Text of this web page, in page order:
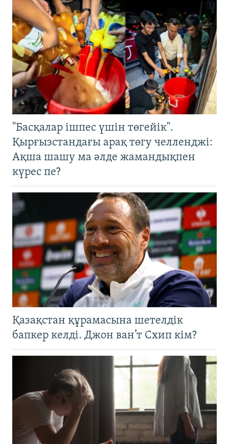
"Басқалар ішпес үшін төгейік".
Қырғызстандағы арақ төгу челленджі:
Ақша шашу ма әлде жамандықпен
күрес пе?
Қазақстан құрамасына шетелдік
бапкер келді. Джон ван’т Схип кім?